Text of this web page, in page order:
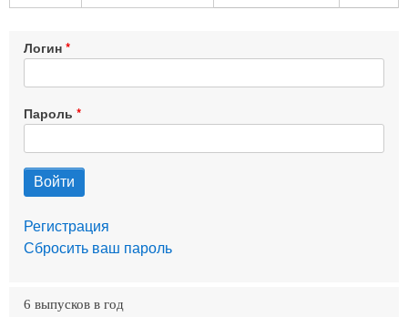
Логин
Пароль
Регистрация
Сбросить ваш пароль
6 выпусков в год